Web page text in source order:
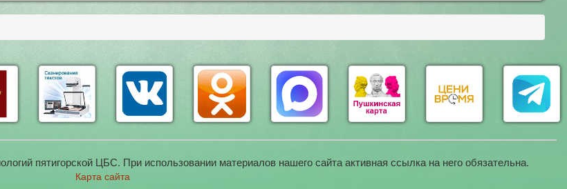
пятигорской ЦБС. При использовании материалов нашего сайта активная ссылка на него обязательна.
Карта сайта